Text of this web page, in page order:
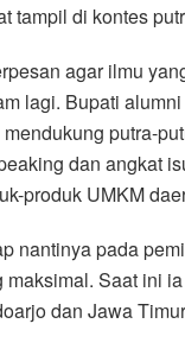
tampil di kontes
agar ilmu
lagi. Bupati
putra-
dan angkat
produk UMKM
nantinya pada
Saat ini
dan Jawa